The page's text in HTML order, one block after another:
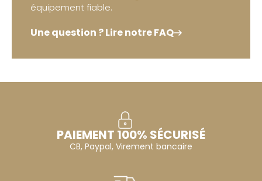
équipement fiable.
Une question ? Lire notre FAQ
PAIEMENT 100% SÉCURISÉ
CB, Paypal, Virement bancaire